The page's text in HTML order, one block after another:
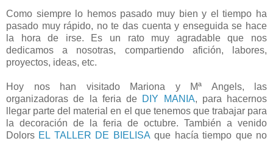
Como siempre lo hemos pasado muy bien y el tiempo ha
pasado muy rápido, no te das cuenta y enseguida se hace
la hora de irse. Es un rato muy agradable que nos
dedicamos a nosotras, compartiendo afición, labores,
proyectos, ideas, etc.
Hoy nos han visitado Mariona y Mª Angels, las
organizadoras de la feria de DIY MANIA, para hacernos
llegar parte del material en el que tenemos que trabajar para
la decoración de la feria de octubre. También a venido
Dolors EL TALLER DE BIELISA que hacía tiempo que no